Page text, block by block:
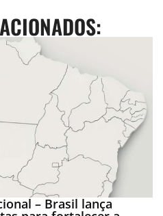
– Brasil lança